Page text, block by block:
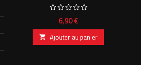
Prix
6,90 €
 Ajouter au panier